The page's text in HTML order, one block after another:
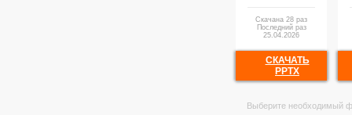
Скачана 28 раз
Последний раз
25.04.2026
СКАЧАТЬ
PPTX
Выберите необходимый